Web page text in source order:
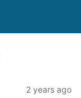
2 years ago